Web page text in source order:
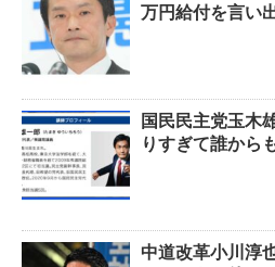
万円給付を言い
国民民主党玉木
りすぎて誰から
中道改革小川淳